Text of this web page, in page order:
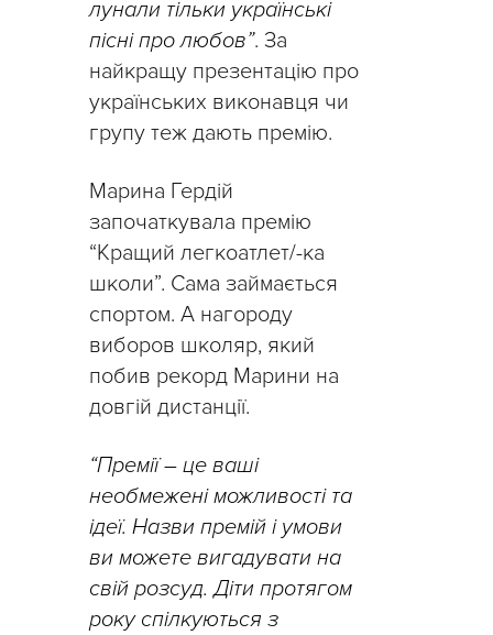
лунали тільки українські
пісні про любов”. За
найкращу презентацію про
українських виконавця чи
групу теж дають премію.
Марина Гердій
започаткувала премію
“Кращий легкоатлет/-ка
школи”. Сама займається
спортом. А нагороду
виборов школяр, який
побив рекорд Марини на
довгій дистанції.
“Премії – це ваші
необмежені можливості та
ідеї. Назви премій і умови
ви можете вигадувати на
свій розсуд. Діти протягом
року спілкуються з